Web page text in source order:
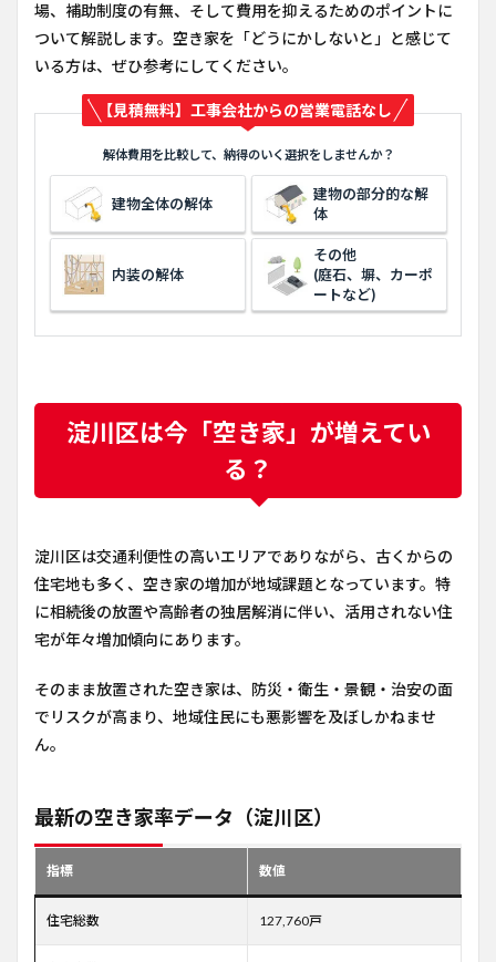
場、補助制度の有無、そして費用を抑えるためのポイントに
ついて解説します。空き家を「どうにかしないと」と感じて
いる方は、ぜひ参考にしてください。
【見積無料】工事会社からの営業電話なし
解体費用を比較して、納得のいく選択をしませんか？
建物全体の解体
建物の部分的な解
体
内装の解体
その他
(庭石、塀、カーポ
ートなど)
淀川区は今「空き家」が増えてい
る？
淀川区は交通利便性の高いエリアでありながら、古くからの
住宅地も多く、空き家の増加が地域課題となっています。特
に相続後の放置や高齢者の独居解消に伴い、活用されない住
宅が年々増加傾向にあります。
そのまま放置された空き家は、防災・衛生・景観・治安の面
でリスクが高まり、地域住民にも悪影響を及ぼしかねませ
ん。
最新の空き家率データ（淀川区）
指標 数値
住宅総数 127,760戸